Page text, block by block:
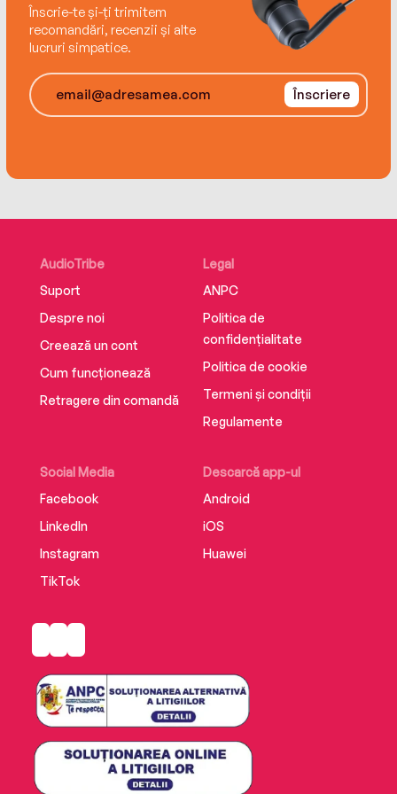
Înscrie-te și-ți trimitem
recomandări, recenzii și alte
lucruri simpatice.
Înscriere
AudioTribe
Suport
Despre noi
Creează un cont
Cum funcționează
Retragere din comandă
Social Media
Facebook
LinkedIn
Instagram
TikTok
Descarcă app-ul
Android
iOS
Huawei
Legal
ANPC
Politica de
confidențialitate
Politica de cookie
Termeni și condiții
Regulamente